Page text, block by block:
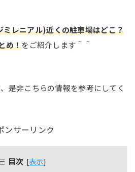
レニアル)近くの駐車場はどこ？
め！をご紹介します＾＾
是非こちらの情報を参考にしてく
ンサーリンク
目次 [表示]